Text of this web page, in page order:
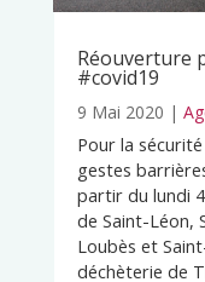
Réouverture
#covid19
9 Mai 2020 |
Pour la
gestes
partir du lundi
de Saint-Léon,
Loubès et
déchèterie de